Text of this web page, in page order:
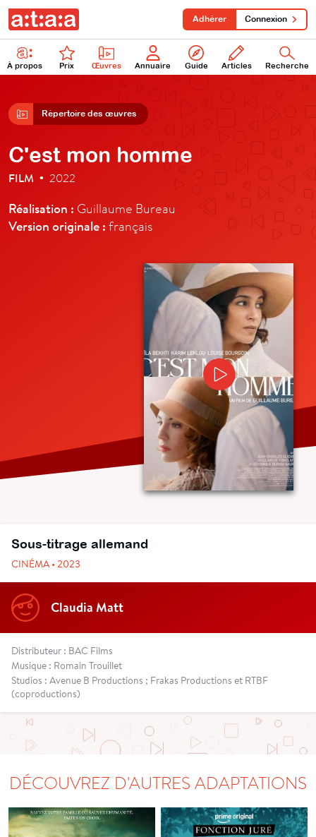
À propos Prix Œuvres Annuaire Guide Articles Recherche
Adhérer Connexion
Répertoire des œuvres
C'est mon homme
FILM • 2022
Réalisation : Guillaume Bureau
Version originale : français
Sous-titrage allemand
CINÉMA • 2023
Claudia Matt
Distributeur : BAC Films
Musique : Romain Trouillet
Studios : Avenue B Productions ; Frakas Productions et RTBF
(coproductions)
DÉCOUVREZ D'AUTRES ADAPTATIONS